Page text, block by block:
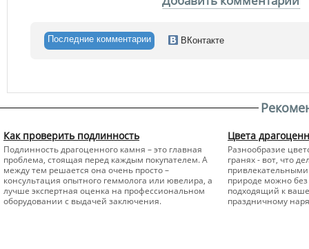
Последние комментарии ВКонтакте
Как проверить подлинность
Подлинность драгоценного камня – это главная
проблема, стоящая перед каждым покупателем. А
между тем решается она очень просто –
консультация опытного геммолога или ювелира, а
лучше экспертная оценка на профессиональном
оборудовании с выдачей заключения.
Цвета
Разнообразие
гранях - вот, что
природе можно
подходящий к
праздничному